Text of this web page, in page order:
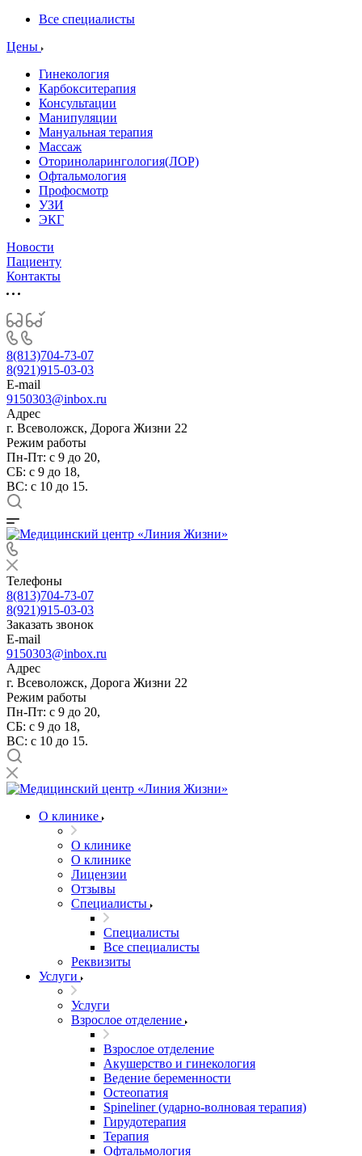
Все специалисты
Цены
Гинекология
Карбокситерапия
Консультации
Манипуляции
Мануальная терапия
Массаж
Оториноларингология(ЛОР)
Офтальмология
Профосмотр
УЗИ
ЭКГ
Новости
Пациенту
Контакты
8(813)704-73-07
8(921)915-03-03
E-mail
9150303@inbox.ru
Адрес
г. Всеволожск, Дорога Жизни 22
Режим работы
Пн-Пт: с 9 до 20,
СБ: с 9 до 18,
ВС: с 10 до 15.
Телефоны
8(813)704-73-07
8(921)915-03-03
Заказать звонок
E-mail
9150303@inbox.ru
Адрес
г. Всеволожск, Дорога Жизни 22
Режим работы
Пн-Пт: с 9 до 20,
СБ: с 9 до 18,
ВС: с 10 до 15.
О клинике
О клинике
О клинике
Лицензии
Отзывы
Специалисты
Специалисты
Все специалисты
Реквизиты
Услуги
Услуги
Взрослое отделение
Взрослое отделение
Акушерство и гинекология
Ведение беременности
Остеопатия
Spineliner (ударно-волновая терапия)
Гирудотерапия
Терапия
Офтальмология